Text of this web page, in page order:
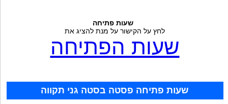
שעות פתיחה
לחץ על הקישור על מנת להציג את
שעות הפתיחה
שעות פתיחה פסטה בסטה גני תקווה